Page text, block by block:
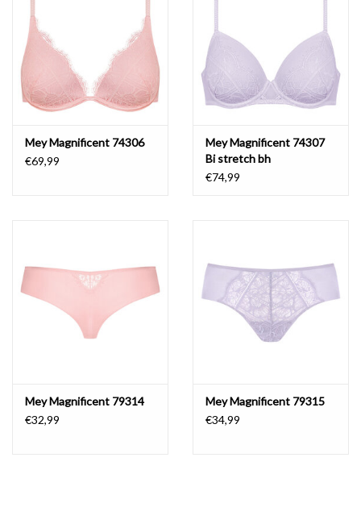
Mey Magnificent 74306
€69,99
Mey Magnificent 74307
Bi stretch bh
€74,99
Mey Magnificent 79314
€32,99
Mey Magnificent 79315
€34,99